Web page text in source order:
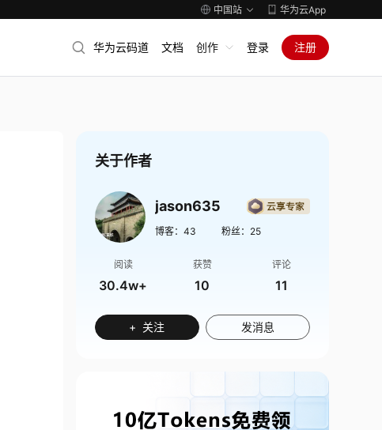
中国站 华为云App
华为云码道 文档 创作 登录 注册
关于作者
jason635
博客： 43 粉丝： 25
阅读
30.4w+
获赞
10
评论
11
+ 关注 发消息